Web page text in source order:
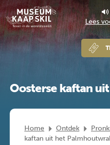
Lees
Oosterse kaftan
Home Ontdek
kaftan uit het